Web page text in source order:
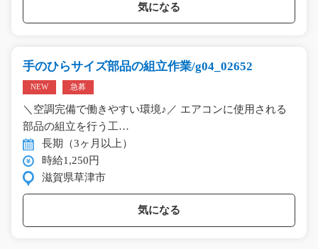
気になる
手のひらサイズ部品の組立作業/g04_02652
NEW 急募
＼空調完備で働きやすい環境♪／ エアコンに使用される
部品の組立を行う工…
長期（3ヶ月以上）
時給1,250円
滋賀県草津市
気になる